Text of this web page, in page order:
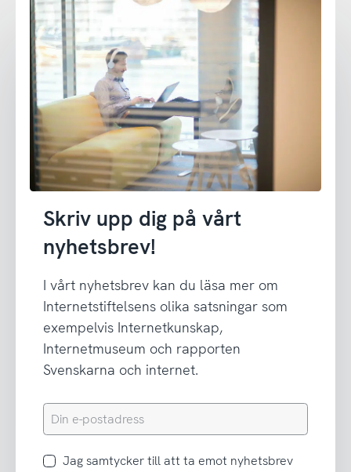
Skriv upp dig på vårt
nyhetsbrev!
I vårt nyhetsbrev kan du läsa mer om
Internetstiftelsens olika satsningar som
exempelvis Internetkunskap,
Internetmuseum och rapporten
Svenskarna och internet.
Din
e-
JagJag samtycker till att ta emot nyhetsbrev